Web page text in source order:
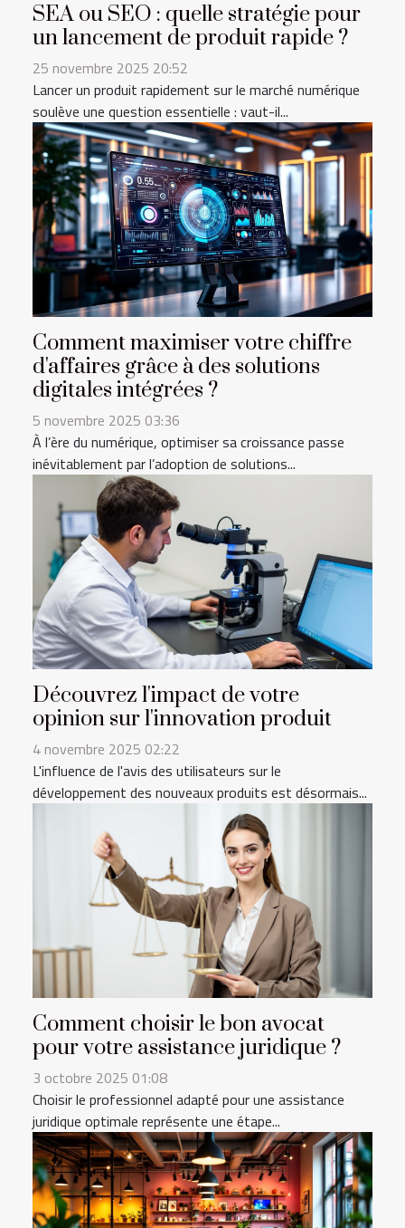
SEA ou SEO : quelle stratégie pour
un lancement de produit rapide ?
25 novembre 2025 20:52
Lancer un produit rapidement sur le marché numérique
soulève une question essentielle : vaut-il...
Comment maximiser votre chiffre
d'affaires grâce à des solutions
digitales intégrées ?
5 novembre 2025 03:36
À l’ère du numérique, optimiser sa croissance passe
inévitablement par l’adoption de solutions...
Découvrez l'impact de votre
opinion sur l'innovation produit
4 novembre 2025 02:22
L'influence de l'avis des utilisateurs sur le
développement des nouveaux produits est désormais...
Comment choisir le bon avocat
pour votre assistance juridique ?
3 octobre 2025 01:08
Choisir le professionnel adapté pour une assistance
juridique optimale représente une étape...